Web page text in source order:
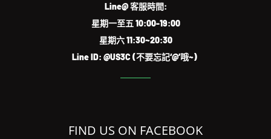
Line@ 客服時間:
星期一至五 10:00-19:00
星期六 11:30~20:30
Line ID: @US3C (不要忘記‘@’哦~)
FIND US ON FACEBOOK